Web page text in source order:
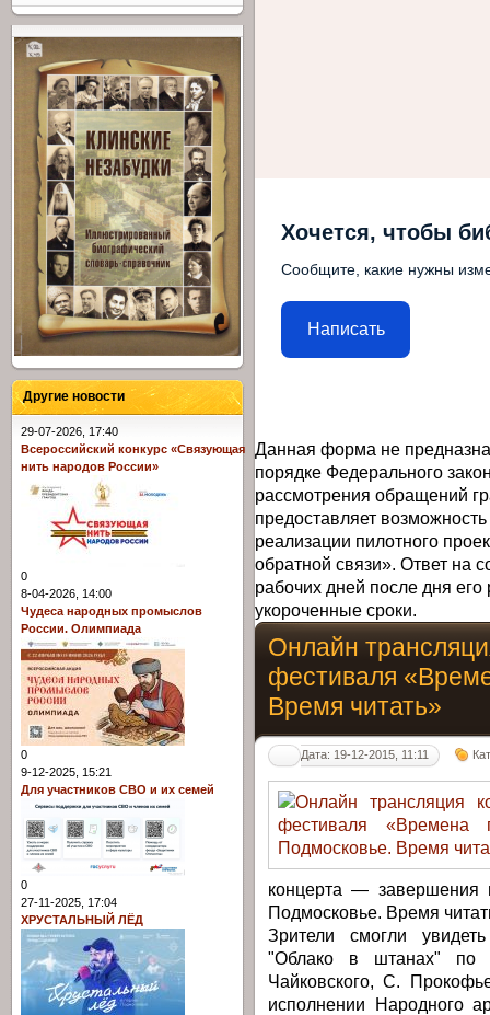
Хочется, чтобы
Сообщите, какие нужны
Написать
Данная форма не
порядке Федерального
рассмотрения обращений
предоставляет
реализации пилотного
обратной связи». Ответ на
рабочих дней после дня
укороченные сроки.
Онлайн
фестиваля
Время читать»
Дата: 19-12-2015, 11:11
концерта — завершения
Подмосковье. Время
Зрители смогли
"Облако в штанах" по
Чайковского, С.
исполнении Народного
Другие новости
29-07-2026, 17:40
Всероссийский конкурс «Связующая
нить народов России»
0
8-04-2026, 14:00
Чудеса народных промыслов
России. Олимпиада
0
9-12-2025, 15:21
Для участников СВО и их семей
0
27-11-2025, 17:04
ХРУСТАЛЬНЫЙ ЛЁД